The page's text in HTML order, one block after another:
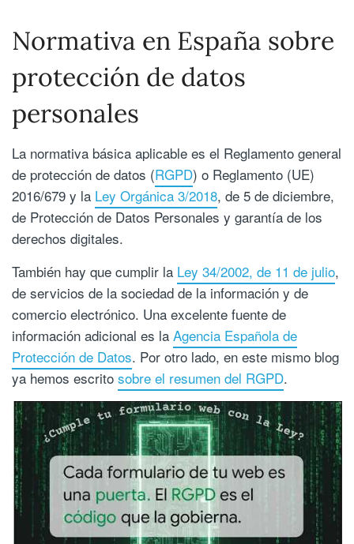
Normativa en España sobre
protección de datos
personales
La normativa básica aplicable es el Reglamento general
de protección de datos (RGPD) o Reglamento (UE)
2016/679 y la Ley Orgánica 3/2018, de 5 de diciembre,
de Protección de Datos Personales y garantía de los
derechos digitales.
También hay que cumplir la Ley 34/2002, de 11 de julio,
de servicios de la sociedad de la información y de
comercio electrónico. Una excelente fuente de
información adicional es la Agencia Española de
Protección de Datos. Por otro lado, en este mismo blog
ya hemos escrito sobre el resumen del RGPD.